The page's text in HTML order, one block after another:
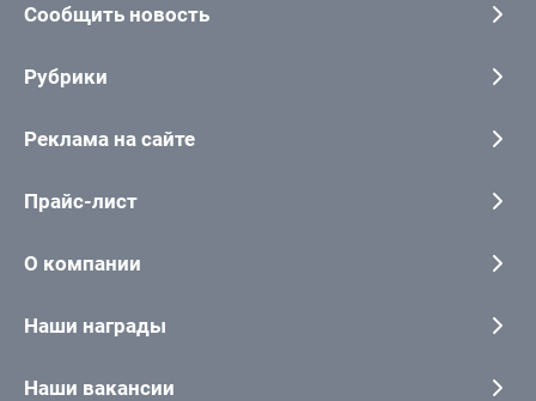
Сообщить новость
Рубрики
Реклама на сайте
Прайс-лист
О компании
Наши награды
Наши вакансии